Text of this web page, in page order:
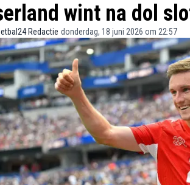
wint na dol
Redactie donderdag, 18 juni 2026 om 22:57